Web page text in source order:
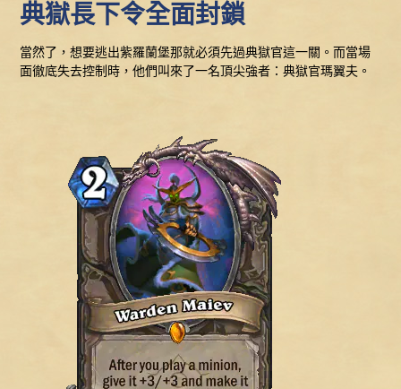
典獄長下令全面封鎖
當然了，想要逃出紫羅蘭堡那就必須先過典獄官這一關。而當場
面徹底失去控制時，他們叫來了一名頂尖強者：典獄官瑪翼夫。